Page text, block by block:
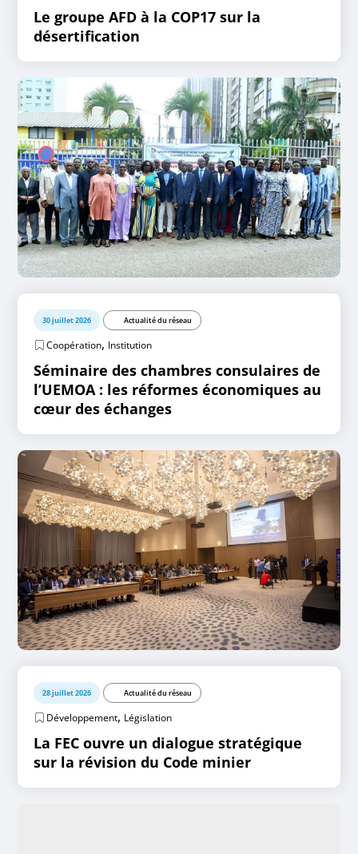
Le groupe AFD à la COP17 sur la
désertification
30 juillet 2026 Actualité du réseau
Coopération, Institution
Séminaire des chambres consulaires de
l’UEMOA : les réformes économiques au
cœur des échanges
28 juillet 2026 Actualité du réseau
Développement, Législation
La FEC ouvre un dialogue stratégique
sur la révision du Code minier